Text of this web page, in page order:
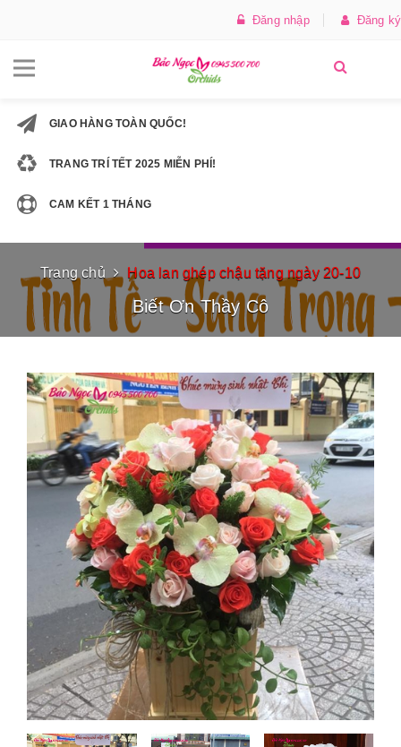
Đăng nhập Đăng ký
GIAO HÀNG TOÀN QUỐC!
TRANG TRÍ TẾT 2025 MIỄN PHÍ!
CAM KẾT 1 THÁNG
Trang chủ Hoa lan ghép chậu tặng ngày 20-10
Biết Ơn Thầy Cô